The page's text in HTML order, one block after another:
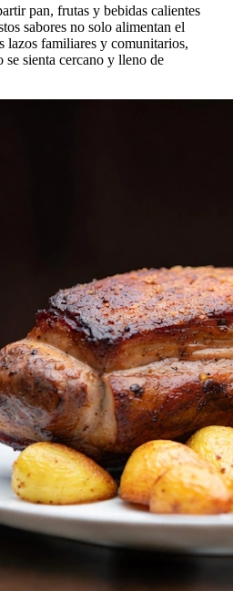
pan, frutas y bebidas calientes
sabores no solo alimentan el
lazos familiares y comunitarios,
sienta cercano y lleno de